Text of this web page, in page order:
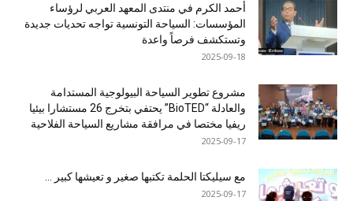
أحمد الكرم في منتدى المعهد العربي لرؤساء
المؤسسات: السياحة التونسية تواجه تحديات جديدة
وتستكشف فرصاً واعدة
2025-09-18
مشروع تطوير السياحة البيولوجية المستدامة
والعادلة “BioTED” يحتفي بتخرج 26 مستشارا بيئيا
ريفيا مختصا في مرافقة مشاريع السياحة الفلاحية
2025-09-17
مع سيليكتا الحلمة تكتبها صغير و تعيشها كبير …
2025-09-17